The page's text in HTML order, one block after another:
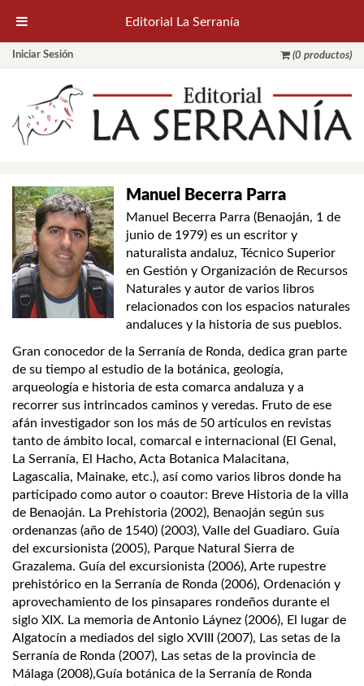
Iniciar Sesión (0 productos)
Manuel Becerra Parra
Manuel Becerra Parra (Benaoján, 1 de
junio de 1979) es un escritor y
naturalista andaluz, Técnico Superior
en Gestión y Organización de Recursos
Naturales y autor de varios libros
relacionados con los espacios naturales
andaluces y la historia de sus pueblos.
Gran conocedor de la Serranía de Ronda, dedica gran parte
de su tiempo al estudio de la botánica, geología,
arqueología e historia de esta comarca andaluza y a
recorrer sus intrincados caminos y veredas. Fruto de ese
afán investigador son los más de 50 artículos en revistas
tanto de ámbito local, comarcal e internacional (El Genal,
La Serranía, El Hacho, Acta Botanica Malacitana,
Lagascalia, Mainake, etc.), así como varios libros donde ha
participado como autor o coautor: Breve Historia de la villa
de Benaoján. La Prehistoria (2002), Benaoján según sus
ordenanzas (año de 1540) (2003), Valle del Guadiaro. Guía
del excursionista (2005), Parque Natural Sierra de
Grazalema. Guía del excursionista (2006), Arte rupestre
prehistórico en la Serranía de Ronda (2006), Ordenación y
aprovechamiento de los pinsapares rondeños durante el
siglo XIX. La memoria de Antonio Láynez (2006), El lugar de
Algatocín a mediados del siglo XVIII (2007), Las setas de la
Serranía de Ronda (2007), Las setas de la provincia de
Málaga (2008),Guía botánica de la Serranía de Ronda
Editorial La Serranía